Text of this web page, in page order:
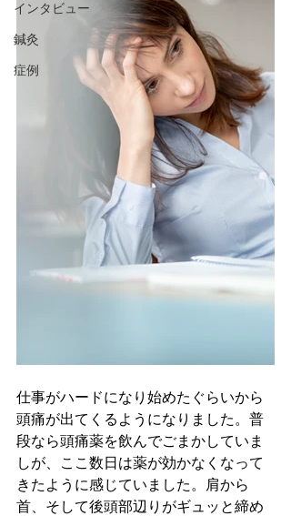
インタビュー
鍼灸
症例
仕事がハードになり始めたぐらいから
頭痛が出てくるようになりました。普
段なら頭痛薬を飲んでごまかしていま
しが、ここ数日は薬が効かなくなって
きたように感じていました。肩から
首、そして後頭部辺りがギュッと締め